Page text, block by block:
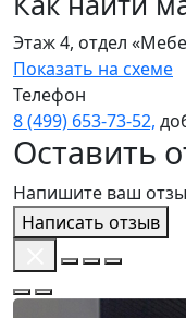
Этаж 4, отдел
Показать на схеме
Телефон
8 (499) 653‑73‑52,
Оставить
Напишите ваш
Написать отзыв